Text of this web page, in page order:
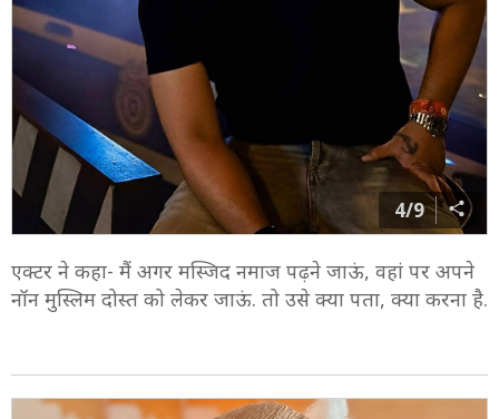
4/9
एक्टर ने कहा- मैं अगर मस्जिद नमाज पढ़ने जाऊं, वहां पर अपने
नॉन मुस्लिम दोस्त को लेकर जाऊं. तो उसे क्या पता, क्या करना है.